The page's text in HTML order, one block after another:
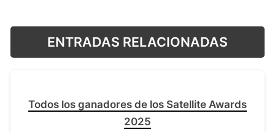
ENTRADAS RELACIONADAS
Todos los ganadores de los Satellite Awards
2025